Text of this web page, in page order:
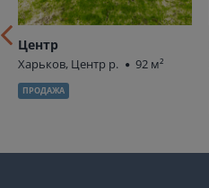
Центр
Харьков, Центр р. 92 м²
ПРОДАЖА